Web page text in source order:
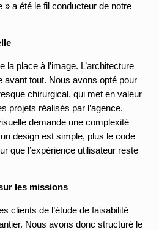
» a été le fil conducteur de notre
la place à l’image. L’architecture
avant tout. Nous avons opté pour
chirurgical, qui met en valeur
projets réalisés par l’agence.
demande une complexité
design est simple, plus le code
que l’expérience utilisateur reste
les missions
clients de l’étude de faisabilité
Nous avons donc structuré le